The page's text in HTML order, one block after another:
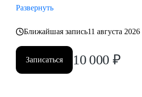
Развернуть
Ближайшая запись11 августа 2026
Записаться 10 000 ₽